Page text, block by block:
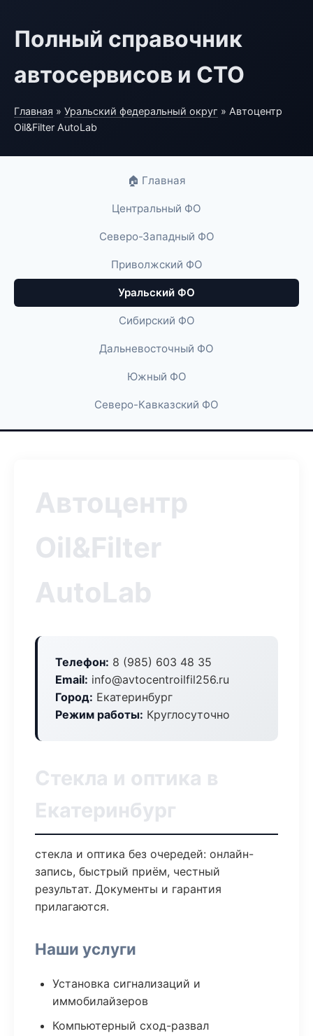
Полный справочник
автосервисов и СТО
Главная » Уральский федеральный округ » Автоцентр
Oil&Filter AutoLab
🏠 Главная
Центральный ФО
Северо-Западный ФО
Приволжский ФО
Уральский ФО
Сибирский ФО
Дальневосточный ФО
Южный ФО
Северо-Кавказский ФО
Автоцентр
Oil&Filter
AutoLab
Телефон: 8 (985) 603 48 35
Email: info@avtocentroilfil256.ru
Город: Екатеринбург
Режим работы: Круглосуточно
Стекла и оптика в
Екатеринбург
стекла и оптика без очередей: онлайн-
запись, быстрый приём, честный
результат. Документы и гарантия
прилагаются.
Наши услуги
Установка сигнализаций и
иммобилайзеров
Компьютерный сход-развал